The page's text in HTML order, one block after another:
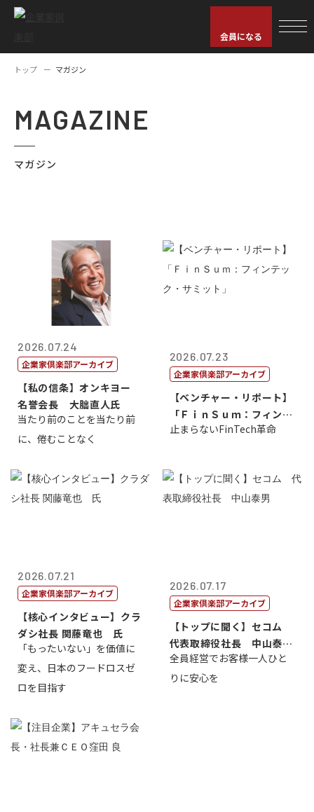
会員になる
トップ マガジン
MAGAZINE
マガジン
2026.07.24
企業家倶楽部アーカイブ
【私の信条】オンキヨー
名誉会長 大朏直人氏
当たり前のことを当たり前
に、倦むことなく
2026.07.23
企業家倶楽部アーカイブ
【ベンチャー・リポート】
「ＦｉｎＳｕｍ：フィンテ
ック・サミッ...
止まらないFinTech革命
2026.07.21
企業家倶楽部アーカイブ
【核心インタビュー】クラ
ダシ社長 関藤竜也 氏
「もったいない」を価値に
変え、日本のフードロスゼ
ロを目指す
2026.07.17
企業家倶楽部アーカイブ
【トップに聞く】セコム
代表取締役社長 中山泰
男
全員経営でお客様一人ひと
りに安心を